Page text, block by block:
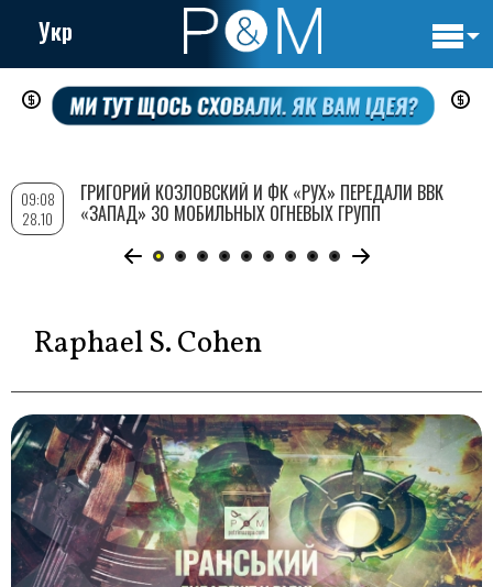
Перейти
содержанию
Укр
Raphael S. Cohen
09:08
28.10
ГРИГОРИЙ КОЗЛОВСКИЙ И ФК «РУХ» ПЕРЕДАЛИ ВВК
«ЗАПАД» 30 МОБИЛЬНЫХ ОГНЕВЫХ ГРУПП